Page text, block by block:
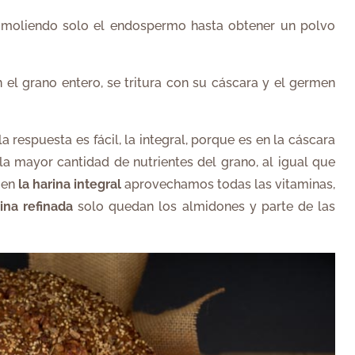
solo​ el endospermo hasta ​obtener un polvo
el grano ​entero, se tritura con su cáscara y el germen
respuesta es fácil, la integral, porque es en la cáscara
mayor cantidad de nutrientes del grano, al igual que
la harina integral aprovechamos todas las vitaminas,
refinada ​solo quedan los almidones y parte de las